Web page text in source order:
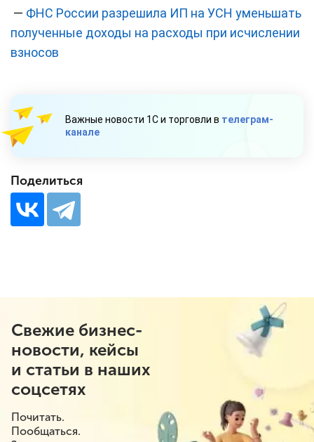
— ФНС России разрешила ИП на УСН уменьшать
полученные доходы на расходы при исчислении
взносов
Важные новости 1С и торговли в телеграм-
канале
Поделиться
Свежие бизнес-
новости, кейсы
и статьи в наших
соцсетях
Почитать.
Пообщаться.